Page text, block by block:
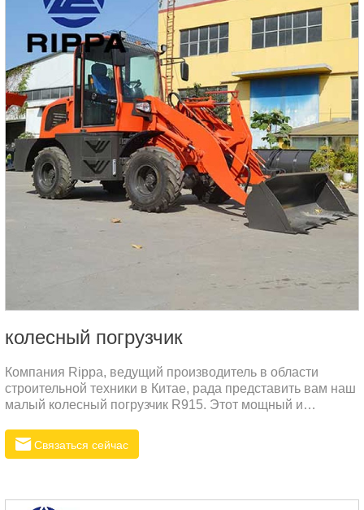
колесный погрузчик
Компания Rippa, ведущий производитель в области
строительной техники в Китае, рада представить вам наш
малый колесный погрузчик R915. Этот мощный и
различных строительных и сельскохозяйственных работ.
Мы предлагаем высококачественную технику по
характеристикиПараметрЗначениеМодельR915Размеры
Связаться сейчас